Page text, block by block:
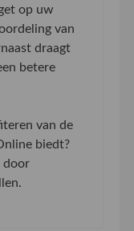
op uw
van
draagt
betere
van de
biedt?
door